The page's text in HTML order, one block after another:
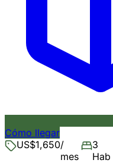
Cómo llegar
US$1,650/
mes
3
Hab